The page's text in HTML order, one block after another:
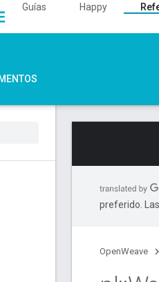
Guías Happy
preferido.
OpenWeave